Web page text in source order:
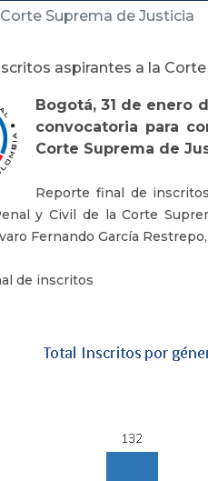
Suprema de Justicia
aspirantes a la
Bogotá, 31 de enero
convocatoria para
Corte Suprema de
Reporte final de
y Civil de la Corte
Fernando García
de inscritos